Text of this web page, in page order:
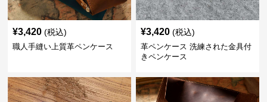
¥3,420 (税込)
職人手縫い上質革ペンケース
¥3,420 (税込)
革ペンケース 洗練された金具付
きペンケース